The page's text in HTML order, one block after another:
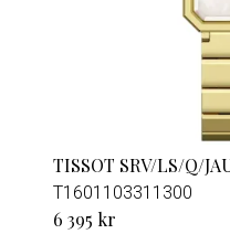
TISSOT SRV/LS/Q/
T1601103311300
6 395 kr